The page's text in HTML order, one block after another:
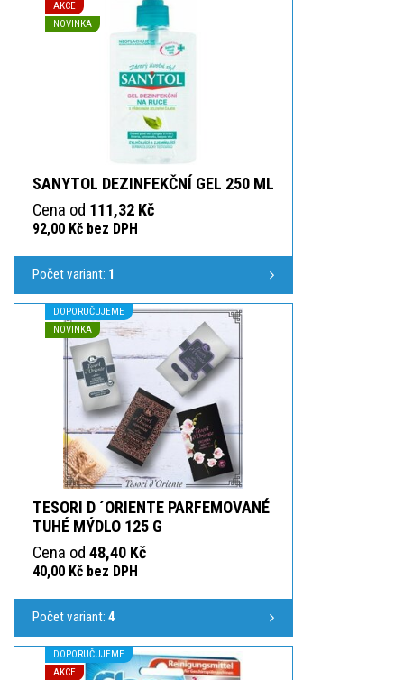
AKCE
NOVINKA
SANYTOL DEZINFEKČNÍ GEL 250 ML
Cena od 111,32 Kč
92,00 Kč bez DPH
Počet variant: 1
DOPORUČUJEME
NOVINKA
TESORI D ´ORIENTE PARFEMOVANÉ
TUHÉ MÝDLO 125 G
Cena od 48,40 Kč
40,00 Kč bez DPH
Počet variant: 4
DOPORUČUJEME
AKCE